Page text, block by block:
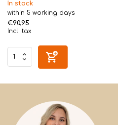
In stock
within 5 working days
€90,95
Incl. tax